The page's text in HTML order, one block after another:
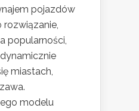
pojazdów
popularności,
miastach,
modelu